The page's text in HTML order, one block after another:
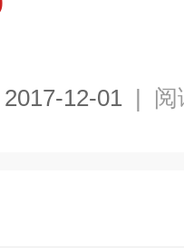
2017-12-01 | 阅